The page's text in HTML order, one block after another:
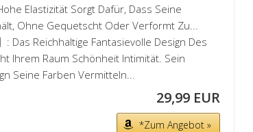
Elastizität Sorgt Dafür, Dass Seine
Ohne Gequetscht Oder Verformt Zu...
: Das Reichhaltige Fantasievolle Design Des
Ihrem Raum Schönheit Intimität. Sein
Seine Farben Vermitteln...
29,99 EUR
*Zum Angebot »